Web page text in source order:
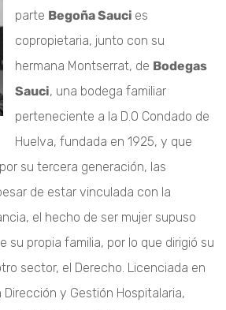
parte Begoña Sauci es
copropietaria, junto con su
hermana Montserrat, de Bodegas
Sauci, una bodega familiar
perteneciente a la D.O Condado de
Huelva, fundada en 1925, y que
su tercera generación, las
de estar vinculada con la
el hecho de ser mujer supuso
su propia familia, por lo que dirigió su
sector, el Derecho. Licenciada en
y Gestión Hospitalaria,